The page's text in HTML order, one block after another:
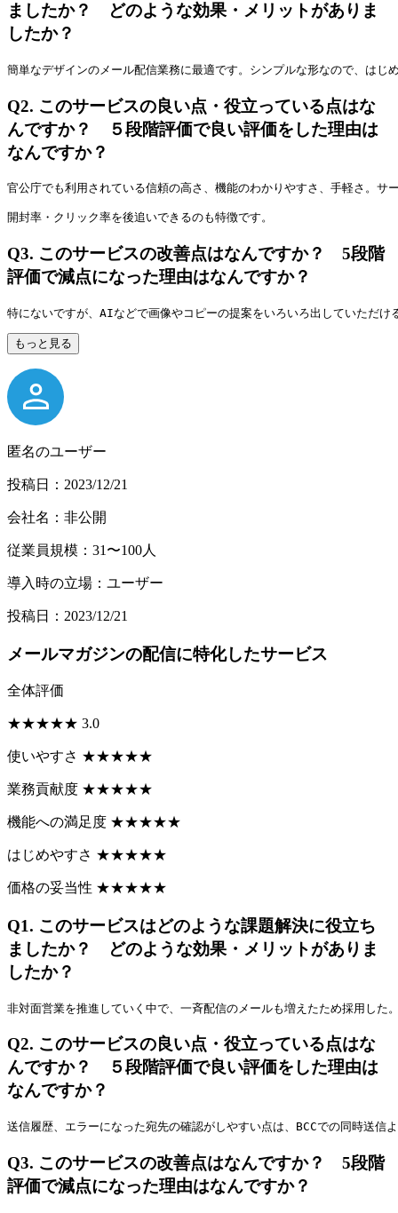
ましたか？ どのような効果・メリットがありま
したか？
簡単なデザインのメール配信業務に最適です。シンプルな形なので、はじ
Q2. このサービスの良い点・役立っている点はな
んですか？ ５段階評価で良い評価をした理由は
なんですか？
官公庁でも利用されている信頼の高さ、機能のわかりやすさ、手軽さ。サ
開封率・クリック率を後追いできるのも特徴です。
Q3. このサービスの改善点はなんですか？ 5段階
評価で減点になった理由はなんですか？
特にないですが、AIなどで画像やコピーの提案をいろいろ出していただ
もっと見る
匿名のユーザー
投稿日：2023/12/21
会社名：非公開
従業員規模：31〜100人
導入時の立場：ユーザー
投稿日：2023/12/21
メールマガジンの配信に特化したサービス
全体評価
★★★★★ 3.0
使いやすさ ★★★★★
業務貢献度 ★★★★★
機能への満足度 ★★★★★
はじめやすさ ★★★★★
価格の妥当性 ★★★★★
Q1. このサービスはどのような課題解決に役立ち
ましたか？ どのような効果・メリットがありま
したか？
非対面営業を推進していく中で、一斉配信のメールも増えたため採用し
Q2. このサービスの良い点・役立っている点はな
んですか？ ５段階評価で良い評価をした理由は
なんですか？
送信履歴、エラーになった宛先の確認がしやすい点は、BCCでの同時送
Q3. このサービスの改善点はなんですか？ 5段階
評価で減点になった理由はなんですか？